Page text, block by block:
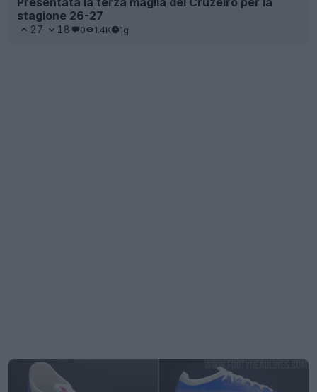
stagione 26-27
27 18 0 1.4K 1g